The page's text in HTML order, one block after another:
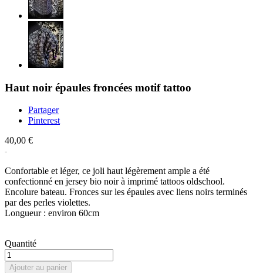
Haut noir épaules froncées motif tattoo
Partager
Pinterest
40,00 €
Confortable et léger, ce joli haut légèrement ample a été
confectionné en jersey bio noir à imprimé tattoos oldschool.
Encolure bateau. Fronces sur les épaules avec liens noirs terminés
par des perles violettes.
Longueur : environ 60cm
Quantité
Ajouter au panier